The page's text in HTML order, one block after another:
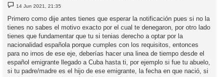
M
e
n
s
a
e
14 Jun 2021, 21:35
Primero como dije antes tienes que esperar la notificación pues si no la
tienes no sabes el motivo exacto por el cual te denegaron, por otro lado
tienes que fundamentar que tu si tenias derecho a optar por la
nacionalidad española porque cumples con los requisitos, entonces
para no irnos de ese eje, deberías hacer una linea de tiempo desde el
español emigrante llegado a Cuba hasta ti, por ejemplo si fue tu abuelo,
si tu padre/madre es el hijo de ese emigrante, la fecha en que nació, si